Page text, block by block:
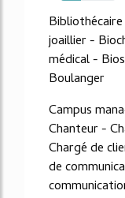
37%
joaillier -
médical -
Boulanger
Campus
Chanteur -
Chargé de
de